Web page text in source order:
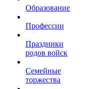
Образование
Профессии
Праздники
родов войск
Семейные
торжества